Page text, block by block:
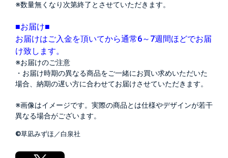
※数量無くなり次第終了とさせていただきます。
■お届け■
お届けはご入金を頂いてから通常6～7週間ほどでお届
け致します。
※お届けのご注意
・お届け時期の異なる商品をご一緒にお買い求めいただいた
場合、納期の遅い方に合わせてお届けさせていただきます。
※画像はイメージです。実際の商品とは仕様やデザインが若干
異なる場合がございます。
©草凪みずほ／白泉社